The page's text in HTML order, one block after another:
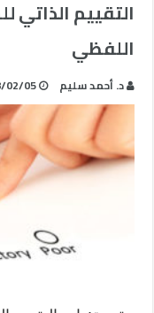
التقييم الذاتي
اللفظي
د. أحمد سليم 02/05